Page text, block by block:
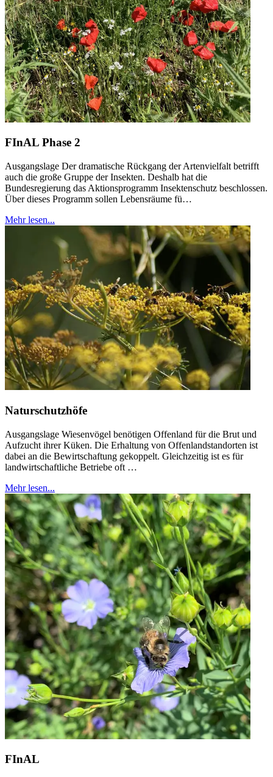
FInAL Phase 2
Ausgangslage Der dramatische Rückgang der Artenvielfalt betrifft
auch die große Gruppe der Insekten. Deshalb hat die
Bundesregierung das Aktionsprogramm Insektenschutz beschlossen.
Über dieses Programm sollen Lebensräume fü…
Mehr lesen...
Naturschutzhöfe
Ausgangslage Wiesenvögel benötigen Offenland für die Brut und
Aufzucht ihrer Küken. Die Erhaltung von Offenlandstandorten ist
dabei an die Bewirtschaftung gekoppelt. Gleichzeitig ist es für
landwirtschaftliche Betriebe oft …
Mehr lesen...
FInAL